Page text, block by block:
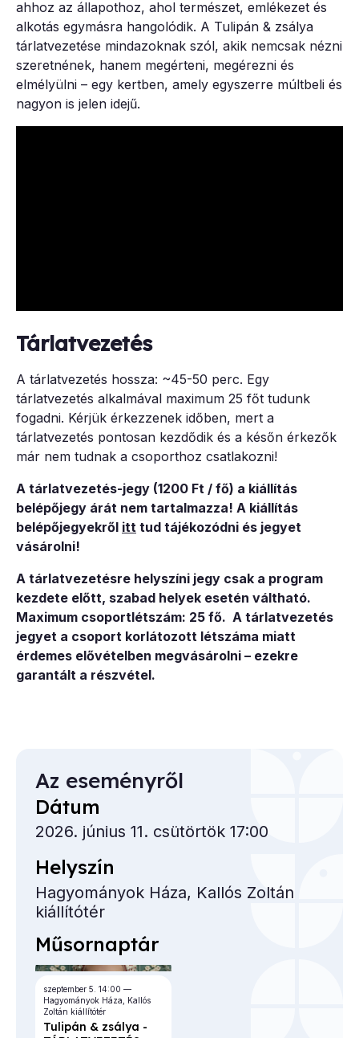
ahhoz az állapothoz, ahol természet, emlékezet és
alkotás egymásra hangolódik. A Tulipán & zsálya
tárlatvezetése mindazoknak szól, akik nemcsak nézni
szeretnének, hanem megérteni, megérezni és
elmélyülni – egy kertben, amely egyszerre múltbeli és
nagyon is jelen idejű.
Tárlatvezetés
A tárlatvezetés hossza: ~45-50 perc. Egy
tárlatvezetés alkalmával maximum 25 főt tudunk
fogadni. Kérjük érkezzenek időben, mert a
tárlatvezetés pontosan kezdődik és a későn érkezők
már nem tudnak a csoporthoz csatlakozni!
A tárlatvezetés-jegy (1200 Ft / fő) a kiállítás
belépőjegy árát nem tartalmazza! A kiállítás
belépőjegyekről itt tud tájékozódni és jegyet
vásárolni!
A tárlatvezetésre helyszíni jegy csak a program
kezdete előtt, szabad helyek esetén váltható.
Maximum csoportlétszám: 25 fő. A tárlatvezetés
jegyet a csoport korlátozott létszáma miatt
érdemes elővételben megvásárolni – ezekre
garantált a részvétel.
Az eseményről
Dátum
2026. június 11. csütörtök 17:00
Helyszín
Hagyományok Háza, Kallós Zoltán
kiállítótér
Műsornaptár
Tu­li­pán & zsá­lya -
szeptember 5. 14:00
Hagyományok Háza, Kallós
Zoltán kiállítótér